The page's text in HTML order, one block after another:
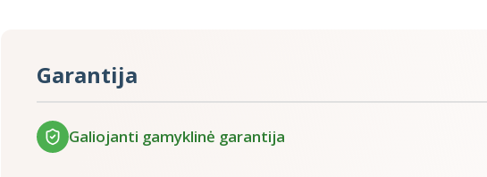
Garantija
Galiojanti gamyklinė garantija